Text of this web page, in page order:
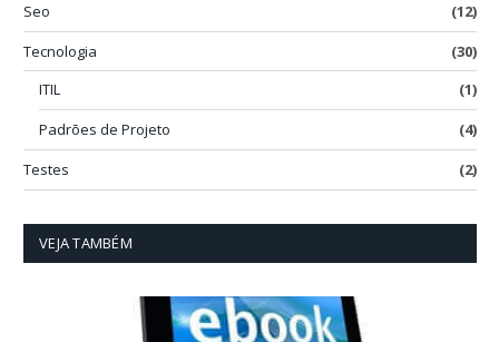
Seo
(12)
Tecnologia
(30)
ITIL
(1)
Padrões de Projeto
(4)
Testes
(2)
VEJA TAMBÉM